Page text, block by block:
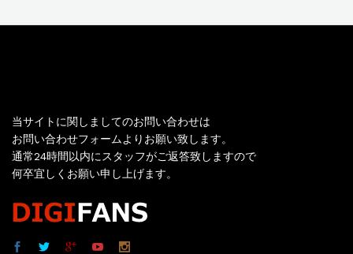
当サイトに関しましてのお問い合わせは
お問い合わせフォームよりお願い致します。
通常24時間以内にスタッフがご返答致しますので
何卒宜しくお願い申し上げます。